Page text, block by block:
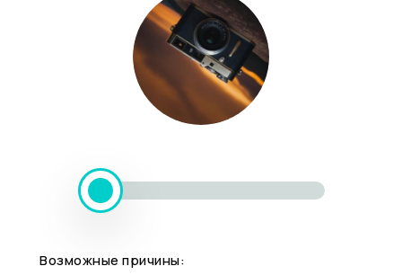
Возможные причины: